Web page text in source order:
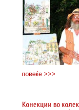
повеќе >>>
Конекции во